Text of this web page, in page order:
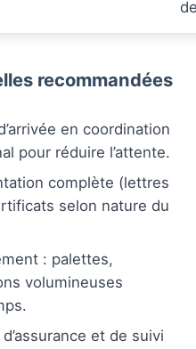
recommandées
en coordination
pour réduire l’attente.
complète (lettres
selon nature du
: palettes,
volumineuses
et de suivi